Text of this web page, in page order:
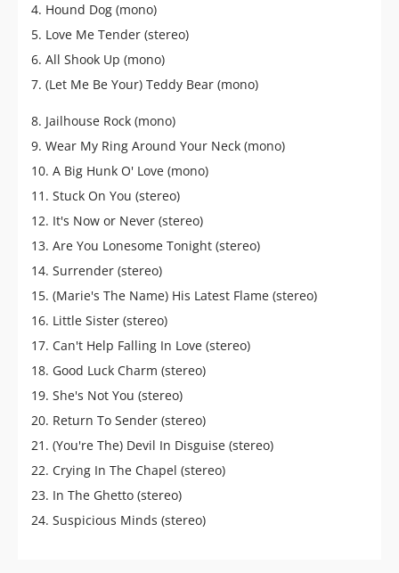
4. Hound Dog (mono)
5. Love Me Tender (stereo)
6. All Shook Up (mono)
7. (Let Me Be Your) Teddy Bear (mono)
8. Jailhouse Rock (mono)
9. Wear My Ring Around Your Neck (mono)
10. A Big Hunk O' Love (mono)
11. Stuck On You (stereo)
12. It's Now or Never (stereo)
13. Are You Lonesome Tonight (stereo)
14. Surrender (stereo)
15. (Marie's The Name) His Latest Flame (stereo)
16. Little Sister (stereo)
17. Can't Help Falling In Love (stereo)
18. Good Luck Charm (stereo)
19. She's Not You (stereo)
20. Return To Sender (stereo)
21. (You're The) Devil In Disguise (stereo)
22. Crying In The Chapel (stereo)
23. In The Ghetto (stereo)
24. Suspicious Minds (stereo)